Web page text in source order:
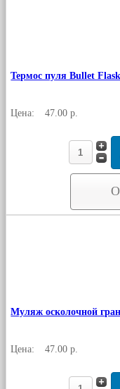
Термос пуля Bullet
Цена: 47.00 р.
Муляж осколочной
Цена: 47.00 р.